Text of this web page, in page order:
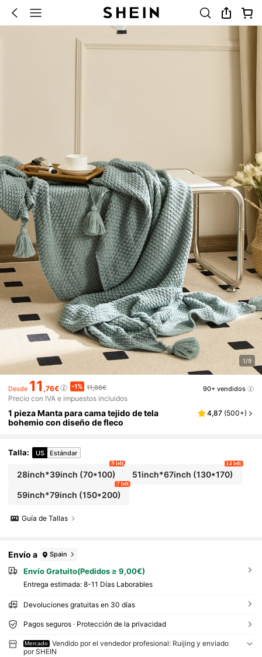
1/9
Desde 11 ,76€ -1% 11,88€
Precio con IVA e impuestos incluidos
90+ vendidos
1 pieza Manta para cama tejido de tela
bohemio con diseño de fleco
4,87 (500+)
Talla: US Estándar
28inch*39inch (70*100)
9 left
51inch*67inch (130*170)
14 left
59inch*79inch (150*200)
7 left
Guía de Tallas
Envío a Spain
Envío Gratuito(Pedidos ≥ 9,00€)
Entrega estimada: 8-11 Días Laborables
Devoluciones gratuitas en 30 días
Pagos seguros · Protección de la privacidad
Mercado
Vendido por el vendedor profesional: Ruijing y enviado
por SHEIN